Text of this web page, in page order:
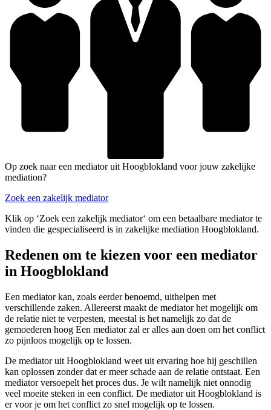
Op zoek naar een mediator uit Hoogblokland voor jouw zakelijke
mediation?
Zoek een zakelijk mediator
Klik op ‘Zoek een zakelijk mediator‘ om een betaalbare mediator te
vinden die gespecialiseerd is in zakelijke mediation Hoogblokland.
Redenen om te kiezen voor een mediator
in Hoogblokland
Een mediator kan, zoals eerder benoemd, uithelpen met
verschillende zaken. Allereerst maakt de mediator het mogelijk om
de relatie niet te verpesten, meestal is het namelijk zo dat de
gemoederen hoog Een mediator zal er alles aan doen om het conflict
zo pijnloos mogelijk op te lossen.
De mediator uit Hoogblokland weet uit ervaring hoe hij geschillen
kan oplossen zonder dat er meer schade aan de relatie ontstaat. Een
mediator versoepelt het proces dus. Je wilt namelijk niet onnodig
veel moeite steken in een conflict. De mediator uit Hoogblokland is
er voor je om het conflict zo snel mogelijk op te lossen.